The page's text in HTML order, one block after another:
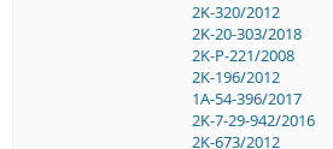
2K-320/2012
2K-20-303/2018
2K-P-221/2008
2K-196/2012
1A-54-396/2017
2K-7-29-942/2016
2K-673/2012